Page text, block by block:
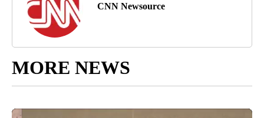
CNN Newsource
MORE NEWS